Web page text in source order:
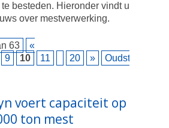
besteden. Hieronder vindt u
over mestverwerking.
63
«
9 10 11 20 »
Oudste
voert capaciteit op
ton mest